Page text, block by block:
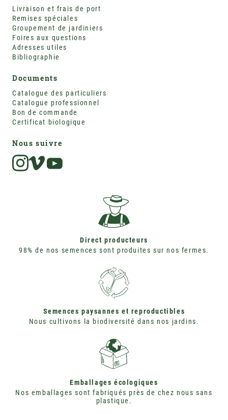
Livraison et frais de port
Remises spéciales
Groupement de jardiniers
Foires aux questions
Adresses utiles
Bibliographie
Documents
Catalogue des particuliers
Catalogue professionnel
Bon de commande
Certificat biologique
Nous suivre
Direct producteurs
98% de nos semences sont produites sur nos fermes.
Semences paysannes et reproductibles
Nous cultivons la biodiversité dans nos jardins.
Emballages écologiques
Nos emballages sont fabriqués près de chez nous sans
plastique.